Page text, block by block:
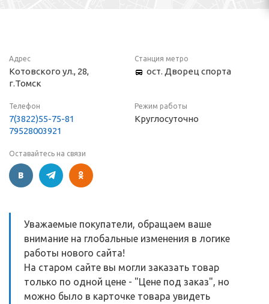
Адрес
Котовского ул., 28,
г.Томск
Станция метро
ост. Дворец спорта
Телефон
7(3822)55-75-81
79528003921
Режим работы
Круглосуточно
Оставайтесь на связи
Уважаемые покупатели, обращаем ваше
внимание на глобальные изменения в логике
работы нового сайта!
На старом сайте вы могли заказать товар
только по одной цене - "Цене под заказ", но
можно было в карточке товара увидеть